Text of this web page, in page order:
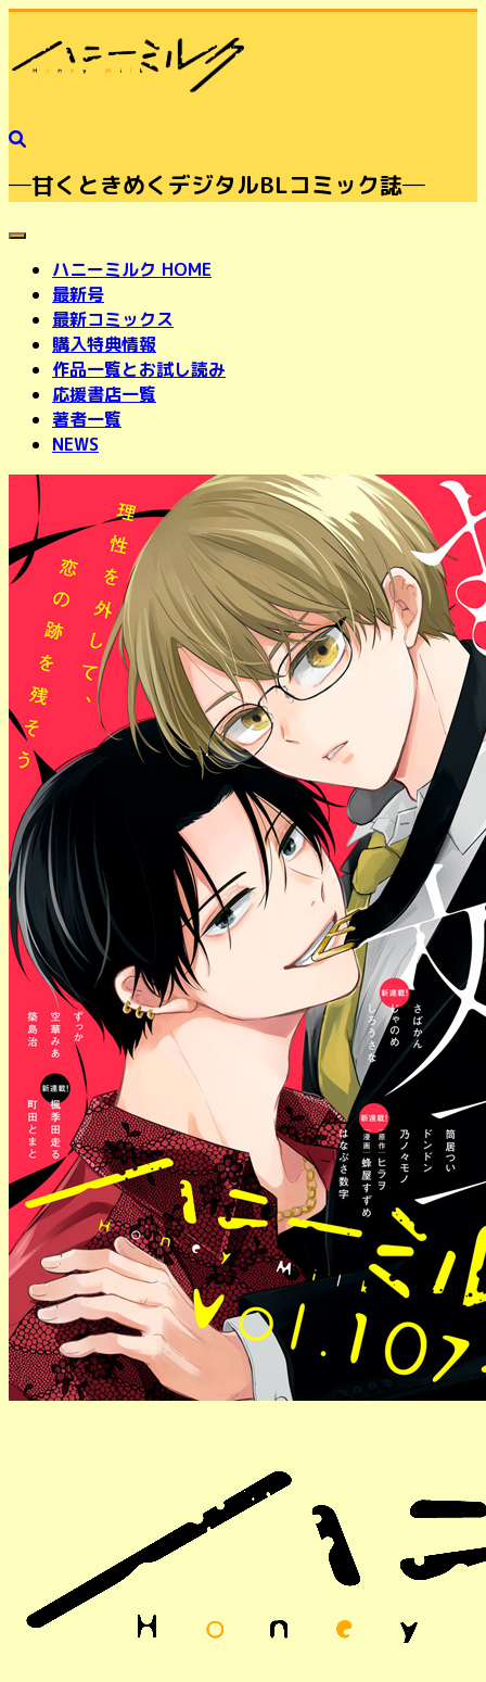
─甘くときめくデジタルBLコミック誌─
toggle navigation
ハニーミルク HOME
最新号
最新コミックス
購入特典情報
作品一覧とお試し読み
応援書店一覧
著者一覧
NEWS